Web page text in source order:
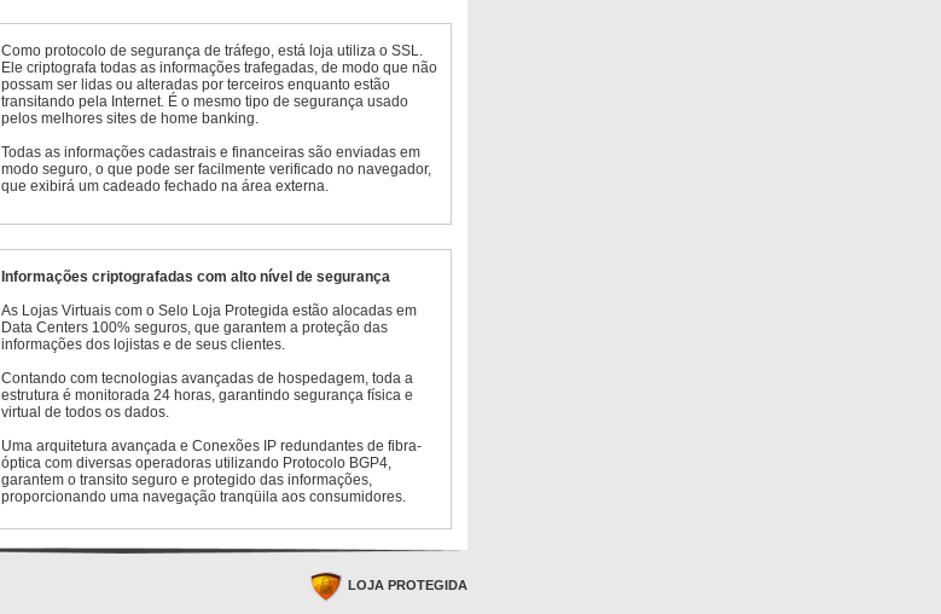
Como protocolo de segurança de tráfego, está loja utiliza o SSL.
Ele criptografa todas as informações trafegadas, de modo que não
possam ser lidas ou alteradas por terceiros enquanto estão
transitando pela Internet. É o mesmo tipo de segurança usado
pelos melhores sites de home banking.
Todas as informações cadastrais e financeiras são enviadas em
modo seguro, o que pode ser facilmente verificado no navegador,
que exibirá um cadeado fechado na área externa.
Informações criptografadas com alto nível de segurança
As Lojas Virtuais com o Selo Loja Protegida estão alocadas em
Data Centers 100% seguros, que garantem a proteção das
informações dos lojistas e de seus clientes.
Contando com tecnologias avançadas de hospedagem, toda a
estrutura é monitorada 24 horas, garantindo segurança física e
virtual de todos os dados.
Uma arquitetura avançada e Conexões IP redundantes de fibra-
óptica com diversas operadoras utilizando Protocolo BGP4,
garantem o transito seguro e protegido das informações,
proporcionando uma navegação tranqüila aos consumidores.
LOJA PROTEGIDA